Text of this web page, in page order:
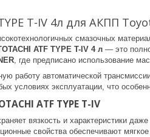
T-IV 4л для АКПП
смазочных
ATF TYPE T-IV 4 л — это
, где предписано использование
работу автоматической
условиях эксплуатации, что
ATF TYPE T-IV
вязкость и характеристики
свойства обеспечивают